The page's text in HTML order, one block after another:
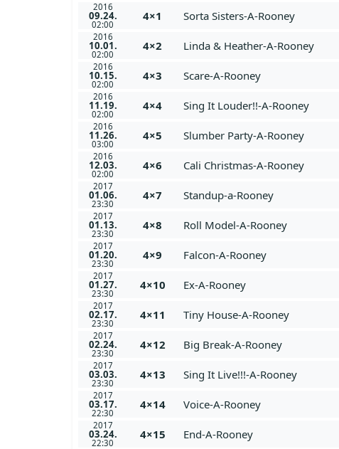
2016
09.24.
02:00
4×1 Sorta Sisters-A-Rooney
2016
10.01.
02:00
4×2 Linda & Heather-A-Rooney
2016
10.15.
02:00
4×3 Scare-A-Rooney
2016
11.19.
02:00
4×4 Sing It Louder!!-A-Rooney
2016
11.26.
03:00
4×5 Slumber Party-A-Rooney
2016
12.03.
02:00
4×6 Cali Christmas-A-Rooney
2017
01.06.
23:30
4×7 Standup-a-Rooney
2017
01.13.
23:30
4×8 Roll Model-A-Rooney
2017
01.20.
23:30
4×9 Falcon-A-Rooney
2017
01.27.
23:30
4×10 Ex-A-Rooney
2017
02.17.
23:30
4×11 Tiny House-A-Rooney
2017
02.24.
23:30
4×12 Big Break-A-Rooney
2017
03.03.
23:30
4×13 Sing It Live!!!-A-Rooney
2017
03.17.
22:30
4×14 Voice-A-Rooney
2017
03.24.
22:30
4×15 End-A-Rooney